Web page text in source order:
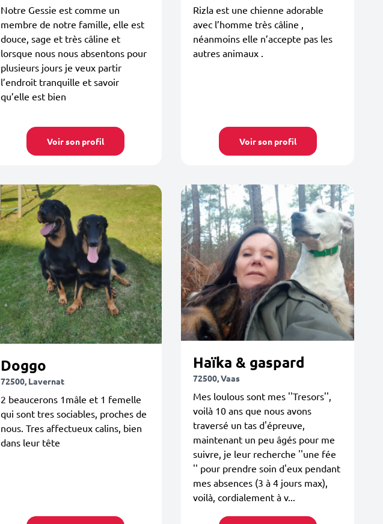
Notre Gessie est comme un
membre de notre famille, elle est
douce, sage et très câline et
lorsque nous nous absentons pour
plusieurs jours je veux partir
l’endroit tranquille et savoir
qu’elle est bien
Voir son profil
Rizla est une chienne adorable
avec l’homme très câline ,
néanmoins elle n’accepte pas les
autres animaux .
Voir son profil
Doggo
72500, Lavernat
2 beaucerons 1mâle et 1 femelle
qui sont tres sociables, proches de
nous. Tres affectueux calins, bien
dans leur tête
Haïka & gaspard
72500, Vaas
Mes loulous sont mes ''Tresors'',
voilà 10 ans que nous avons
traversé un tas d'épreuve,
maintenant un peu âgés pour me
suivre, je leur recherche ''une fée
'' pour prendre soin d'eux pendant
mes absences (3 à 4 jours max),
voilà, cordialement à v...